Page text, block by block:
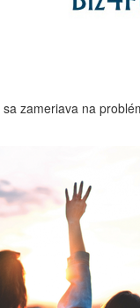
sa zameriava na